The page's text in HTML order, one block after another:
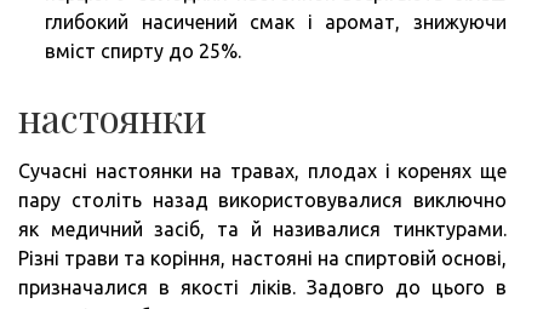
глибокий насичений смак і аромат, знижуючи
вміст спирту до 25%.
настоянки
Сучасні настоянки на травах, плодах і коренях ще
пару століть назад використовувалися виключно
як медичний засіб, та й називалися тинктурами.
Різні трави та коріння, настояні на спиртовій основі,
призначалися в якості ліків. Задовго до цього в